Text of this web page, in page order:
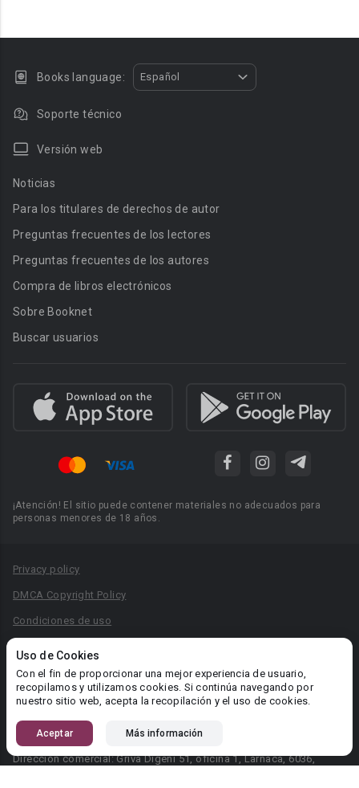
Uso de Cookies
Con el fin de proporcionar una mejor experiencia de usuario,
recopilamos y utilizamos cookies. Si continúa navegando por
nuestro sitio web, acepta la recopilación y el uso de cookies.
Aceptar Más información
Books language: Español
Soporte técnico
Versión web
Noticias
Para los titulares de derechos de autor
Preguntas frecuentes de los lectores
Preguntas frecuentes de los autores
Compra de libros electrónicos
Sobre Booknet
Buscar usuarios
¡Atención! El sitio puede contener materiales no adecuados para
personas menores de 18 años.
Privacy policy
DMCA Copyright Policy
Condiciones de uso
Reglas para la publicación de libros
Área RR.PP.: pr@booknet.com
© 2026 Booknet. Todos los derechos reservados.
Dirección comercial: Griva Digeni 51, oficina 1, Larnaca, 6036,